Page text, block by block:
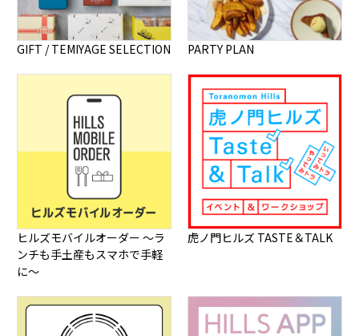
GIFT / TEMIYAGE SELECTION PARTY PLAN
ヒルズモバイルオーダー ～ラ
ンチも手土産もスマホで手軽
に～
虎ノ門ヒルズ TASTE＆TALK